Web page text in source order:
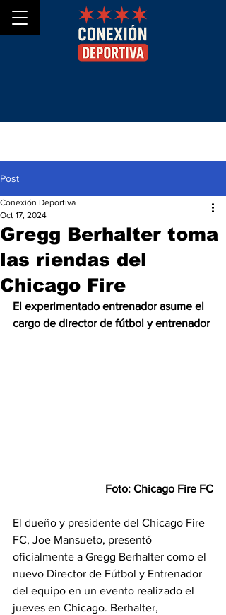
Post
Gregg Berhalter toma
las riendas del
Chicago Fire
Conexión Deportiva
Oct 17, 2024
El experimentado entrenador asume el
cargo de director de fútbol y entrenador
Foto: Chicago Fire FC
El dueño y presidente del Chicago Fire
FC, Joe Mansueto, presentó
oficialmente a Gregg Berhalter como el
nuevo Director de Fútbol y Entrenador
del equipo en un evento realizado el
jueves en Chicago. Berhalter,